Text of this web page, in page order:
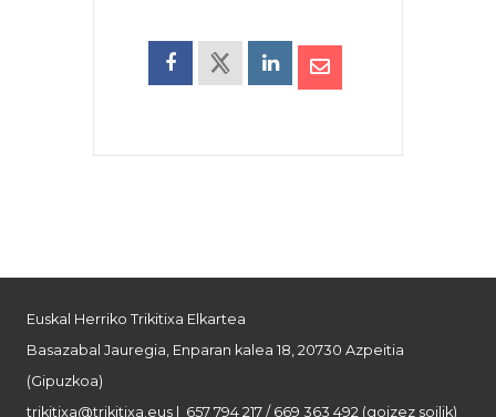
Euskal Herriko Trikitixa Elkartea
Basazabal Jauregia, Enparan kalea 18, 20730 Azpeitia
(Gipuzkoa)
trikitixa@trikitixa.eus | 657 794 217 / 669 363 492 (goizez soilik)